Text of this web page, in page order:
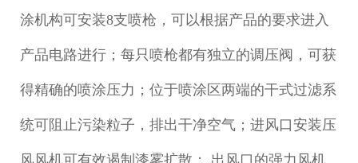
涂机构可安装8支喷枪，可以根据产品的要求进入
产品电路进行；每只喷枪都有独立的调压阀，可获
得精确的喷涂压力；位于喷涂区两端的干式过滤系
统可阻止污染粒子，排出干净空气；进风口安装压
风风机可有效遏制漆雾扩散；.出风口的强力风机